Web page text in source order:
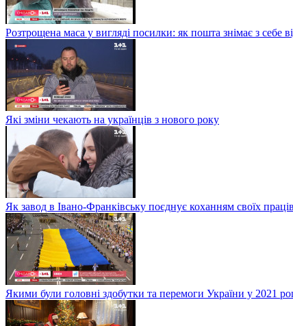
Розтрощена маса у вигляді посилки: як пошта знімає з себе
Які зміни чекають на українців з нового року
Як завод в Івано-Франківську поєднує коханням своїх
Якими були головні здобутки та перемоги України у 2021